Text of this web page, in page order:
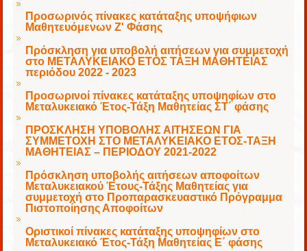
Προσωρινός πίνακες κατάταξης υποψήφιων
Μαθητευόμενων Ζ' Φάσης
Πρόσκληση για υποβολή αιτήσεων για συμμετοχή
στο ΜΕΤΑΛΥΚΕΙΑΚΟ ΕΤΟΣ ΤΑΞΗ ΜΑΘΗΤΕΙΑΣ
περιόδου 2022 - 2023
Προσωρινοί πίνακες κατάταξης υποψηφίων στο
Μεταλυκειακό Έτος-Τάξη Μαθητείας ΣΤ΄ φάσης
ΠΡΟΣΚΛΗΣΗ ΥΠΟΒΟΛΗΣ ΑΙΤΗΣΕΩΝ ΓΙΑ
ΣΥΜΜΕΤΟΧΗ ΣΤΟ ΜΕΤΑΛΥΚΕΙΑΚΟ ΕΤΟΣ-ΤΑΞΗ
ΜΑΘΗΤΕΙΑΣ – ΠΕΡΙΟΔΟΥ 2021-2022
Πρόσκληση υποβολής αιτήσεων αποφοίτων
Μεταλυκειακού Έτους-Τάξης Μαθητείας για
συμμετοχή στο Προπαρασκευαστικό Πρόγραμμα
Πιστοποίησης Αποφοίτων
Οριστικοί πίνακες κατάταξης υποψηφίων στο
Μεταλυκειακό Έτος-Τάξη Μαθητείας Ε΄ φάσης